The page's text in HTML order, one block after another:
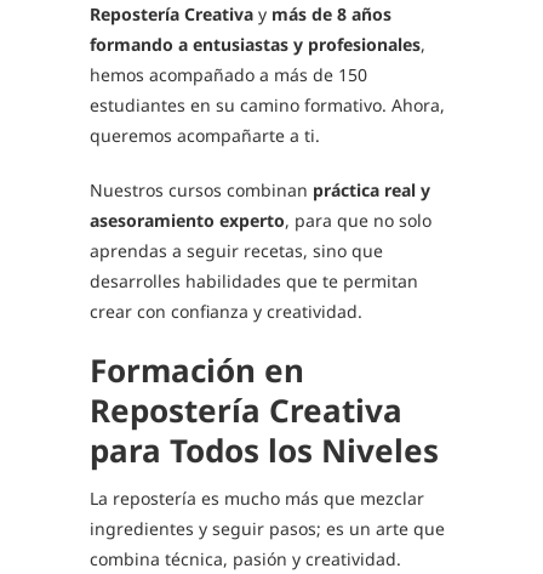
Repostería Creativa y más de 8 años
formando a entusiastas y profesionales,
hemos acompañado a más de 150
estudiantes en su camino formativo. Ahora,
queremos acompañarte a ti.
Nuestros cursos combinan práctica real y
asesoramiento experto, para que no solo
aprendas a seguir recetas, sino que
desarrolles habilidades que te permitan
crear con confianza y creatividad.
Formación en
Repostería Creativa
para Todos los Niveles
La repostería es mucho más que mezclar
ingredientes y seguir pasos; es un arte que
combina técnica, pasión y creatividad.